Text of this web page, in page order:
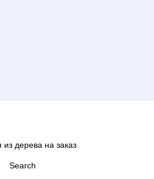
из дерева на заказ
Search